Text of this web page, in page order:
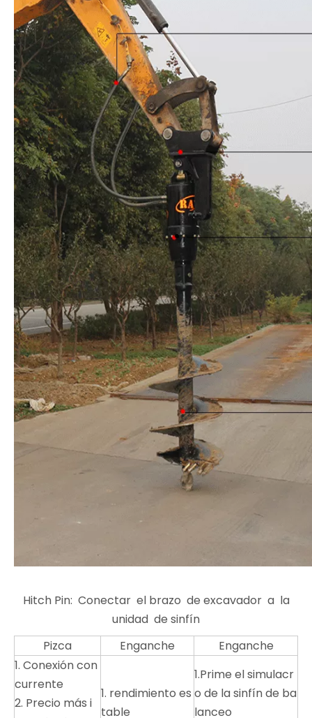
Hitch Pin: Conectar el brazo de excavador a la
unidad de sinfín
Pizca
Enganche
Enganche
1. Conexión con
currente
2. Precio más i
1. rendimiento es
table
1.Prime el simulacr
o de la sinfín de ba
lanceo